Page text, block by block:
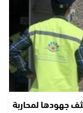
جهودها لمحاربة